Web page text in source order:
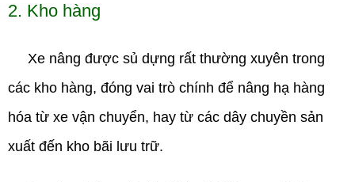
2. Kho hàng
Xe nâng được sủ dựng rất thường xuyên trong
các kho hàng, đóng vai trò chính để nâng hạ hàng
hóa từ xe vận chuyển, hay từ các dây chuyền sản
xuất đến kho bãi lưu trữ.